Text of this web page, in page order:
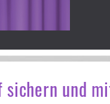
und